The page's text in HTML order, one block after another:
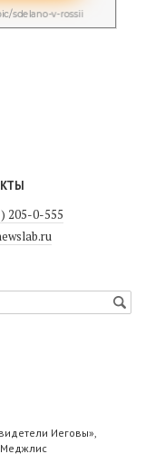
205-0-555
Иеговы»,